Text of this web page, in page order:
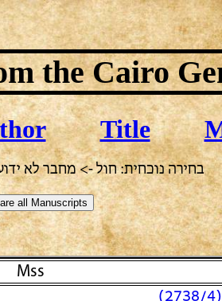
the Cairo
Title
בחירה נוכחית: חול -> מחבר לא
Mss